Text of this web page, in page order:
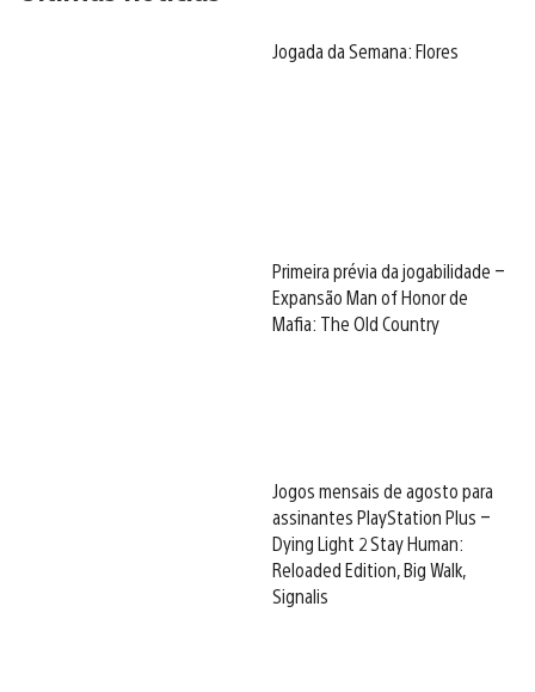
Jogada da Semana: Flores
Primeira prévia da jogabilidade –
Expansão Man of Honor de
Mafia: The Old Country
Jogos mensais de agosto para
assinantes PlayStation Plus –
Dying Light 2 Stay Human:
Reloaded Edition, Big Walk,
Signalis